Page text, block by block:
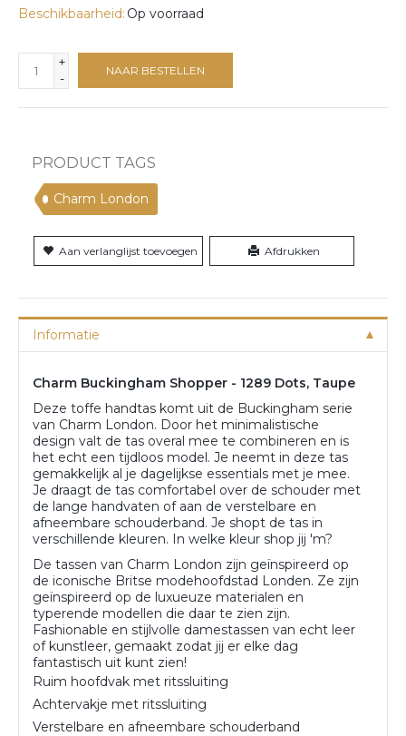
Beschikbaarheid: Op voorraad
+
-
NAAR BESTELLEN
PRODUCT TAGS
Charm London
Aan verlanglijst toevoegen Afdrukken
Informatie
Charm Buckingham Shopper - 1289 Dots, Taupe
Deze toffe handtas komt uit de Buckingham serie
van Charm London. Door het minimalistische
design valt de tas overal mee te combineren en is
het echt een tijdloos model. Je neemt in deze tas
gemakkelijk al je dagelijkse essentials met je mee.
Je draagt de tas comfortabel over de schouder met
de lange handvaten of aan de verstelbare en
afneembare schouderband. Je shopt de tas in
verschillende kleuren. In welke kleur shop jij 'm?
De tassen van Charm London zijn geïnspireerd op
de iconische Britse modehoofdstad Londen. Ze zijn
geïnspireerd op de luxueuze materialen en
typerende modellen die daar te zien zijn.
Fashionable en stijlvolle damestassen van echt leer
of kunstleer, gemaakt zodat jij er elke dag
fantastisch uit kunt zien!
Ruim hoofdvak met ritssluiting
Achtervakje met ritssluiting
Verstelbare en afneembare schouderband